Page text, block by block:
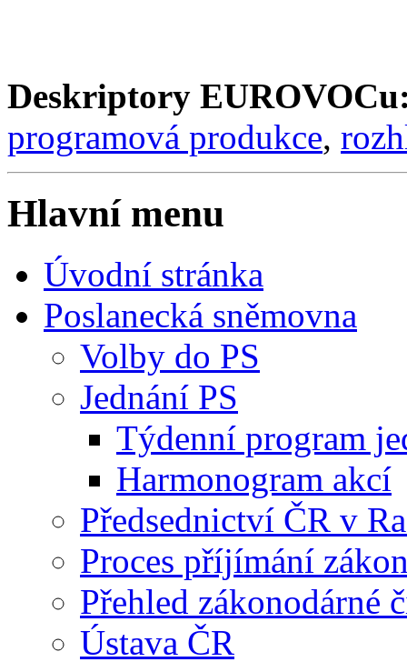
Deskriptory
programová produkce,
Hlavní menu
Úvodní stránka
Poslanecká sněmovna
Volby do PS
Jednání PS
Týdenní program
Harmonogram akcí
Předsednictví ČR v
Proces příjímání
Přehled zákonodárné
Ústava ČR